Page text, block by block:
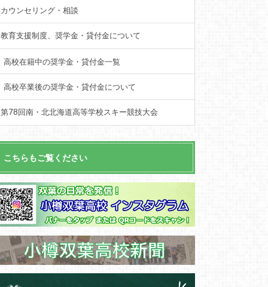
カウンセリング・相談
教育支援制度、奨学金・貸付金について
高校在籍中の奨学金・貸付金一覧
高校卒業後の奨学金・貸付金について
第78回南・北北海道高等学校スキー競技大会
こちらもご覧ください